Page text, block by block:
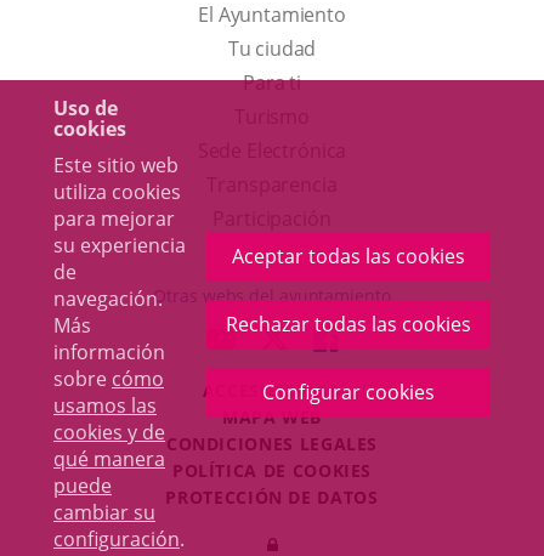
Uso de
cookies
Este sitio web
utiliza cookies
para mejorar
su experiencia
de
navegación.
Más
información
sobre cómo
usamos las
cookies y de
qué manera
puede
cambiar su
configuración.
Aceptar todas las cookies
Rechazar todas las cookies
Configurar cookies
El Ayuntamiento
Tu ciudad
Para ti
en
una
ventana
nueva.
aplicación
externa.
Otras webs del ayuntamiento
ENLACE
A
UNA
APLICACIÓN
EXTERNA.
ENLACE
A
UNA
APLICACIÓN
EXTERNA.
ENLACE
A
UNA
EXTERNA.
ACCESIBILIDAD
MAPA WEB
CONDICIONES LEGALES
POLÍTICA DE COOKIES
PROTECCIÓN DE DATOS
Iniciar